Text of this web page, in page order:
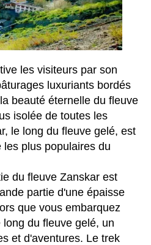
les visiteurs par son
luxuriants bordés
beauté éternelle du fleuve
isolée de toutes les
le long du fleuve gelé, est
plus populaires du
du fleuve Zanskar est
partie d'une épaisse
que vous embarquez
du fleuve gelé, un
et d'aventures. Le trek